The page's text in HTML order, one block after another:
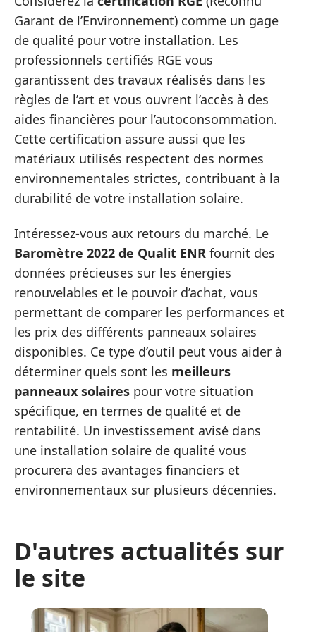
Garant de l’Environnement) comme un gage
de qualité pour votre installation. Les
professionnels certifiés RGE vous
garantissent des travaux réalisés dans les
règles de l’art et vous ouvrent l’accès à des
aides financières pour l’autoconsommation.
Cette certification assure aussi que les
matériaux utilisés respectent des normes
environnementales strictes, contribuant à la
durabilité de votre installation solaire.
Intéressez-vous aux retours du marché. Le
Baromètre 2022 de Qualit ENR fournit des
données précieuses sur les énergies
renouvelables et le pouvoir d’achat, vous
permettant de comparer les performances et
les prix des différents panneaux solaires
disponibles. Ce type d’outil peut vous aider à
déterminer quels sont les meilleurs
panneaux solaires pour votre situation
spécifique, en termes de qualité et de
rentabilité. Un investissement avisé dans
une installation solaire de qualité vous
procurera des avantages financiers et
environnementaux sur plusieurs décennies.
D'autres actualités sur
le site